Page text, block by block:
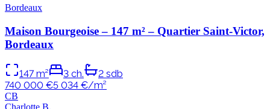
Bordeaux
Maison Bourgeoise – 147 m² – Quartier Saint-Victor,
Bordeaux
147m² 3 ch. 2 sdb
740 000 €5 034 €/m²
CB
Charlotte B.